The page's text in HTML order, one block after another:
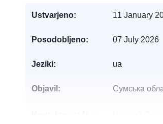
Ustvarjeno: 11 January
Posodobljeno: 07 July 2026
Jeziki: ua
Objavil: Сумська